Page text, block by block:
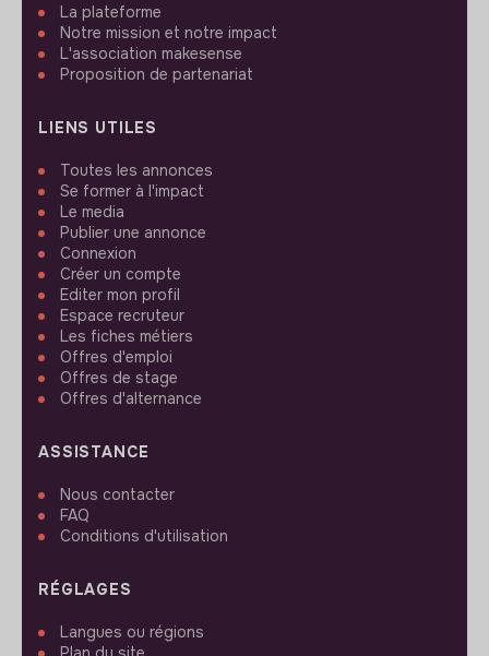
La plateforme
Notre mission et notre impact
L'association makesense
Proposition de partenariat
LIENS UTILES
Toutes les annonces
Se former à l'impact
Le media
Publier une annonce
Connexion
Créer un compte
Editer mon profil
Espace recruteur
Les fiches métiers
Offres d'emploi
Offres de stage
Offres d'alternance
ASSISTANCE
Nous contacter
FAQ
Conditions d'utilisation
RÉGLAGES
Langues ou régions